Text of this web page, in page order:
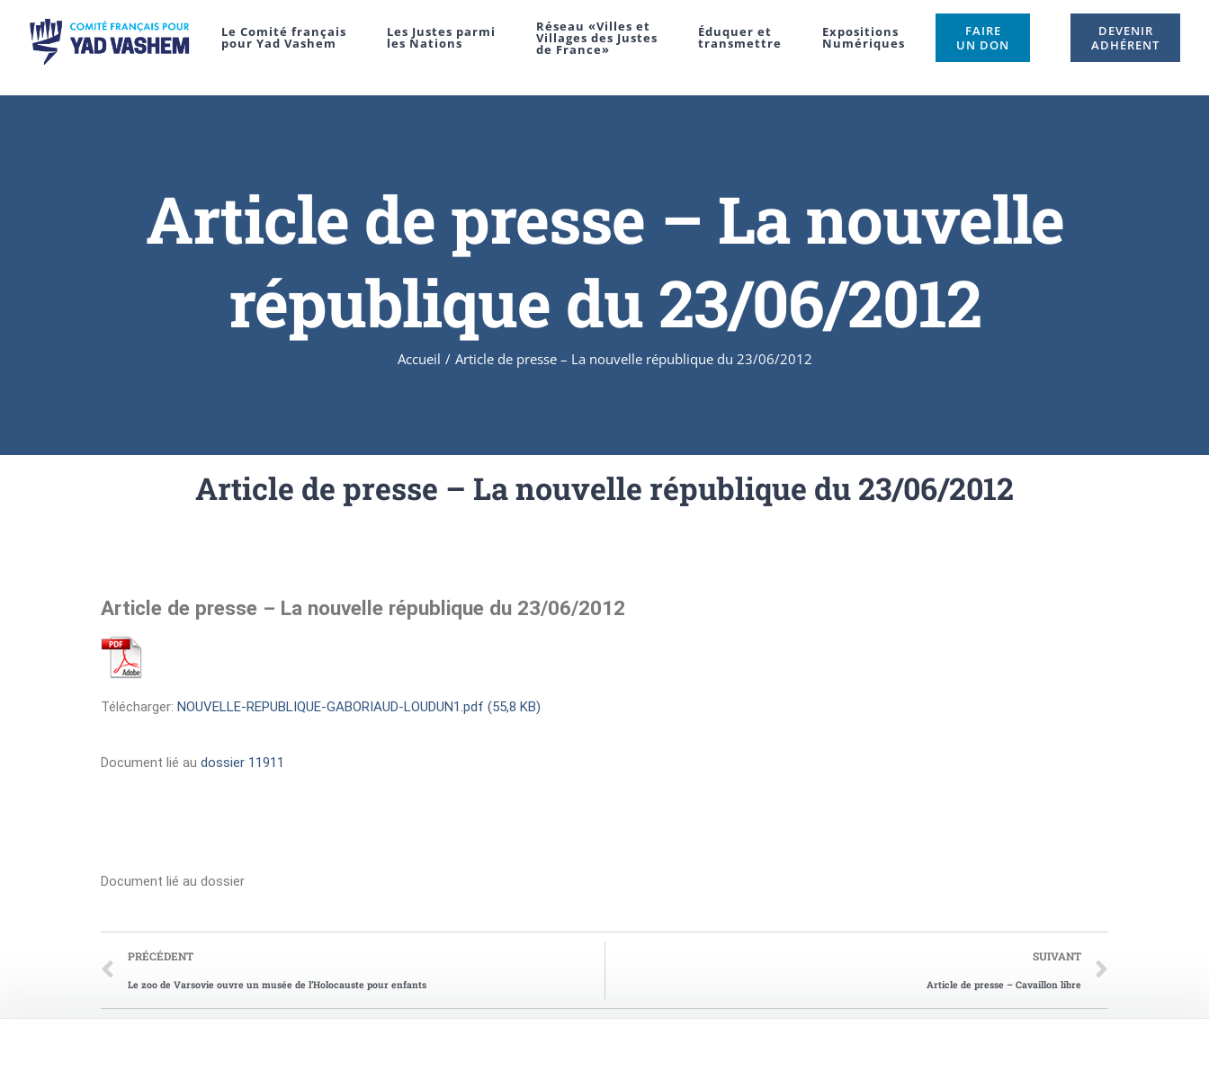
Le Comité français
pour Yad Vashem
Les Justes parmi
les Nations
Réseau «Villes et
Villages des Justes
de France»
Éduquer et
transmettre
Expositions
Numériques
FAIRE
UN DON
DEVENIR
ADHÉRENT
Article de presse – La nouvelle
république du 23/06/2012
Accueil / Article de presse – La nouvelle république du 23/06/2012
Article de presse – La nouvelle république du 23/06/2012
Article de presse – La nouvelle république du 23/06/2012
Télécharger: NOUVELLE-REPUBLIQUE-GABORIAUD-LOUDUN1.pdf (55,8 KB)
Document lié au dossier 11911
Document lié au dossier
PRÉCÉDENT
Le zoo de Varsovie ouvre un musée de l’Holocauste pour enfants
SUIVANT
Article de presse – Cavaillon libre